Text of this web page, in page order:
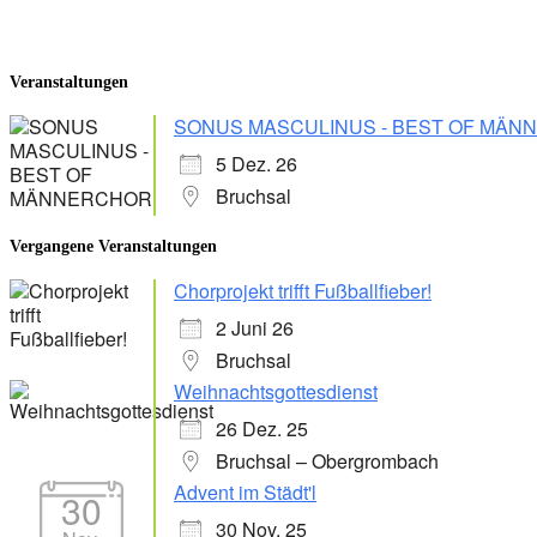
Veranstaltungen
SONUS MASCULINUS - BEST OF
5 Dez. 26
Bruchsal
Vergangene Veranstaltungen
Chorprojekt trifft Fußballfieber!
2 Juni 26
Bruchsal
Weihnachtsgottesdienst
26 Dez. 25
Bruchsal – Obergrombach
30
Advent im Städt'l
30 Nov. 25